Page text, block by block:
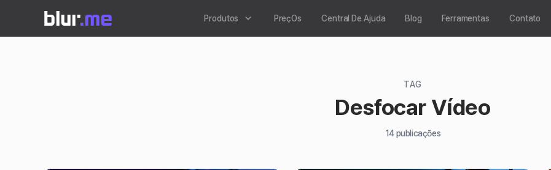
Produtos PreçOs Central De Ajuda Blog Ferramentas Contato
TAG
Desfocar Vídeo
14publicações